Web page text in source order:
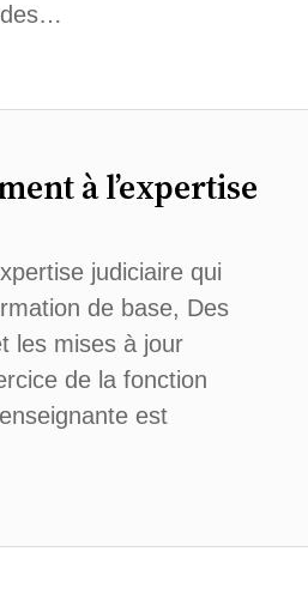
à l’expertise
judiciaire qui
de base, Des
les mises à jour
de la fonction
est